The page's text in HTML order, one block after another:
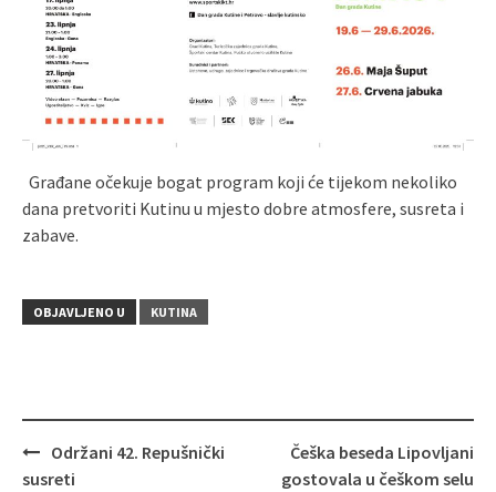
Građane očekuje bogat program koji će tijekom nekoliko
dana pretvoriti Kutinu u mjesto dobre atmosfere, susreta i
zabave.
OBJAVLJENO U KUTINA
Navigacija
Održani 42. Repušnički
susreti
Češka beseda Lipovljani
gostovala u češkom selu